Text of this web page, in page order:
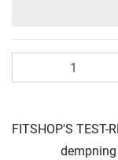
FITSHOP'S TEST-
dempning